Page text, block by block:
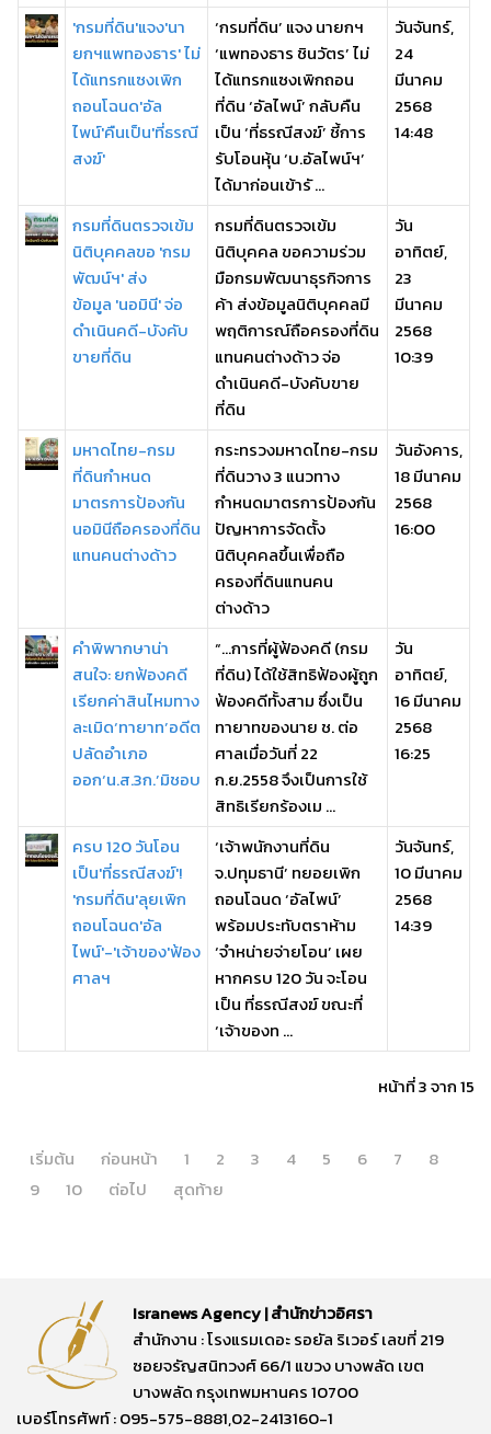
'กรมที่ดิน'แจง'นา
ยกฯแพทองธาร' ไม่
ได้แทรกแซงเพิก
ถอนโฉนด'อัล
ไพน์'คืนเป็น'ที่ธรณี
สงฆ์'
‘กรมที่ดิน’ แจง นายกฯ
‘แพทองธาร ชินวัตร’ ไม่
ได้แทรกแซงเพิกถอน
ที่ดิน ‘อัลไพน์’ กลับคืน
เป็น ‘ที่ธรณีสงฆ์’ ชี้การ
รับโอนหุ้น ‘บ.อัลไพน์ฯ’
ได้มาก่อนเข้ารั ...
วันจันทร์,
24
มีนาคม
2568
14:48
กรมที่ดินตรวจเข้ม
นิติบุคคลขอ 'กรม
พัฒน์ฯ' ส่ง
ข้อมูล 'นอมินี' จ่อ
ดำเนินคดี-บังคับ
ขายที่ดิน
กรมที่ดินตรวจเข้ม
นิติบุคคล ขอความร่วม
มือกรมพัฒนาธุรกิจการ
ค้า ส่งข้อมูลนิติบุคคลมี
พฤติการณ์ถือครองที่ดิน
แทนคนต่างด้าว จ่อ
ดำเนินคดี-บังคับขาย
ที่ดิน
วัน
อาทิตย์,
23
มีนาคม
2568
10:39
มหาดไทย-กรม
ที่ดินกำหนด
มาตรการป้องกัน
นอมินีถือครองที่ดิน
แทนคนต่างด้าว
กระทรวงมหาดไทย-กรม
ที่ดินวาง 3 แนวทาง
กำหนดมาตรการป้องกัน
ปัญหาการจัดตั้ง
นิติบุคคลขึ้นเพื่อถือ
ครองที่ดินแทนคน
ต่างด้าว
วันอังคาร,
18 มีนาคม
2568
16:00
คำพิพากษาน่า
สนใจ: ยกฟ้องคดี
เรียกค่าสินไหมทาง
ละเมิด‘ทายาท’อดีต
ปลัดอำเภอ
ออก‘น.ส.3ก.’มิชอบ
“…การที่ผู้ฟ้องคดี (กรม
ที่ดิน) ได้ใช้สิทธิฟ้องผู้ถูก
ฟ้องคดีทั้งสาม ซึ่งเป็น
ทายาทของนาย ช. ต่อ
ศาลเมื่อวันที่ 22
ก.ย.2558 จึงเป็นการใช้
สิทธิเรียกร้องเม ...
วัน
อาทิตย์,
16 มีนาคม
2568
16:25
ครบ 120 วันโอน
เป็น'ที่ธรณีสงฆ์'!
'กรมที่ดิน'ลุยเพิก
ถอนโฉนด'อัล
ไพน์'-'เจ้าของ'ฟ้อง
ศาลฯ
‘เจ้าพนักงานที่ดิน
จ.ปทุมธานี’ ทยอยเพิก
ถอนโฉนด ‘อัลไพน์’
พร้อมประทับตราห้าม
‘จำหน่ายจ่ายโอน’ เผย
หากครบ 120 วัน จะโอน
เป็น ที่ธรณีสงฆ์ ขณะที่
‘เจ้าของท ...
วันจันทร์,
10 มีนาคม
2568
14:39
หน้าที่ 3 จาก 15
เริ่มต้น ก่อนหน้า 1 2 3 4 5 6 7
8
9
10 ต่อไป สุดท้าย
Isranews Agency | สำนักข่าวอิศรา
สำนักงาน : โรงแรมเดอะ รอยัล ริเวอร์ เลขที่ 219
ซอยจรัญสนิทวงศ์ 66/1 แขวง บางพลัด เขต
บางพลัด กรุงเทพมหานคร 10700
เบอร์โทรศัพท์ : 095-575-8881,02-2413160-1